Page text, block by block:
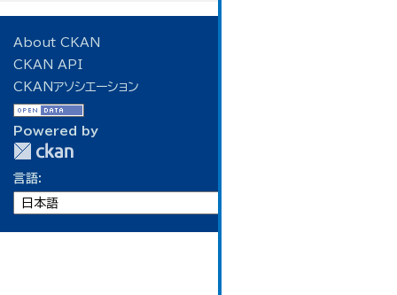
About CKAN
CKAN API
CKANアソシエーション
Powered by
言語